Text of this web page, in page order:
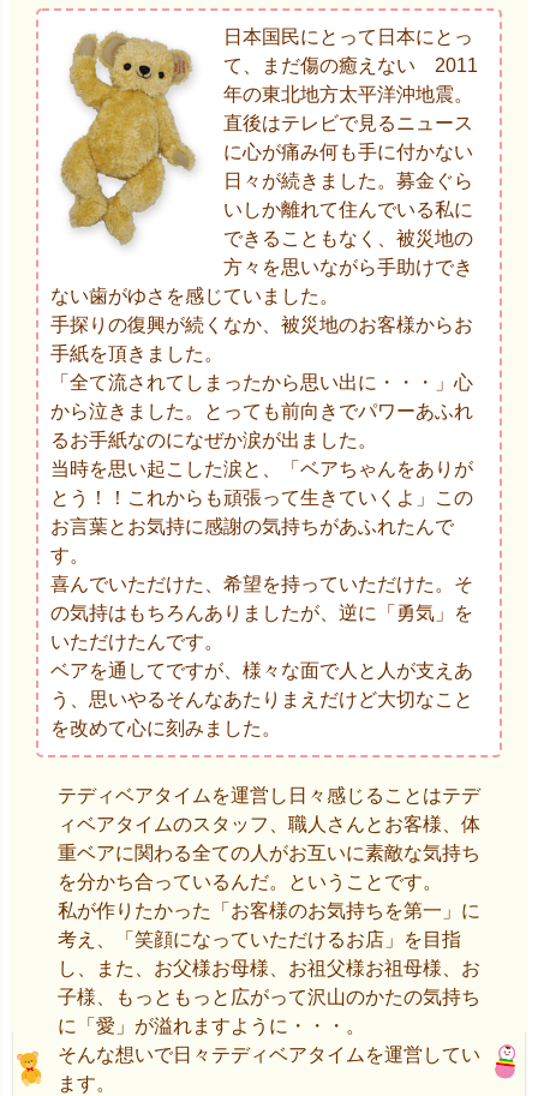
日本国民にとって日本にとっ
て、まだ傷の癒えない 2011
年の東北地方太平洋沖地震。
直後はテレビで見るニュース
に心が痛み何も手に付かない
日々が続きました。募金ぐら
いしか離れて住んでいる私に
できることもなく、被災地の
方々を思いながら手助けでき
ない歯がゆさを感じていました。
手探りの復興が続くなか、被災地のお客様からお
手紙を頂きました。
「全て流されてしまったから思い出に・・・」心
から泣きました。とっても前向きでパワーあふれ
るお手紙なのになぜか涙が出ました。
当時を思い起こした涙と、「ベアちゃんをありが
とう！！これからも頑張って生きていくよ」この
お言葉とお気持に感謝の気持ちがあふれたんで
す。
喜んでいただけた、希望を持っていただけた。そ
の気持はもちろんありましたが、逆に「勇気」を
いただけたんです。
ベアを通してですが、様々な面で人と人が支えあ
う、思いやるそんなあたりまえだけど大切なこと
を改めて心に刻みました。
テディベアタイムを運営し日々感じることはテデ
ィベアタイムのスタッフ、職人さんとお客様、体
重ベアに関わる全ての人がお互いに素敵な気持ち
を分かち合っているんだ。ということです。
私が作りたかった「お客様のお気持ちを第一」に
考え、「笑顔になっていただけるお店」を目指
し、また、お父様お母様、お祖父様お祖母様、お
子様、もっともっと広がって沢山のかたの気持ち
に「愛」が溢れますように・・・。
そんな想いで日々テディベアタイムを運営してい
ます。